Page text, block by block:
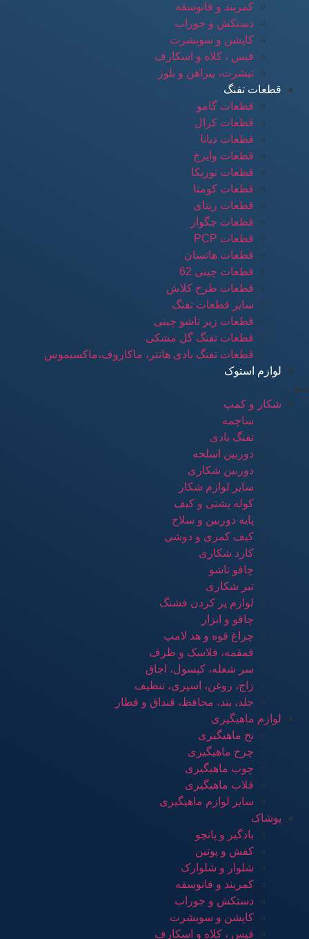
کمربند و فانوسقه
دستکش و جوراب
کاپشن و سویشرت
فیس ، کلاه و اسکارف
تیشرت، پیراهن و بلوز
قطعات تفنگ
قطعات گامو
قطعات کرال
قطعات دیانا
قطعات وایرخ
قطعات نوریکا
قطعات کومتا
قطعات ریتای
قطعات جگوار
قطعات PCP
قطعات هاتسان
قطعات چینی 62
قطعات طرح کلاش
سایر قطعات تفنگ
قطعات زیر تاشو چینی
قطعات تفنگ گل مشکی
قطعات تفنگ بادی هانتر، ماکاروف،ماکسیموس
لوازم استوک
منو
شکار و کمپ
ساچمه
تفنگ بادی
دوربین اسلحه
دوربین شکاری
سایر لوازم شکار
کوله پشتی و کیف
پایه دوربین و سلاح
کیف کمری و دوشی
کارد شکاری
چاقو تاشو
تبر شکاری
لوازم پر کردن فشنگ
چاقو و ابزار
چراغ قوه و هد لامپ
قمقمه، فلاسک و ظرف
سر شعله، کپسول، اجاق
زاج، روغن، اسپری، تنظیف
جلد، بند، محافظ، قنداق و قطار
لوازم ماهیگیری
نخ ماهیگیری
چرخ ماهیگیری
چوب ماهیگیری
قلاب ماهیگیری
سایر لوازم ماهیگیری
پوشاک
بادگیر و پانچو
کفش و پوتین
شلوار و شلوارک
کمربند و فانوسقه
دستکش و جوراب
کاپشن و سویشرت
فیس ، کلاه و اسکارف